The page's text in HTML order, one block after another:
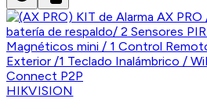
HIKVISION